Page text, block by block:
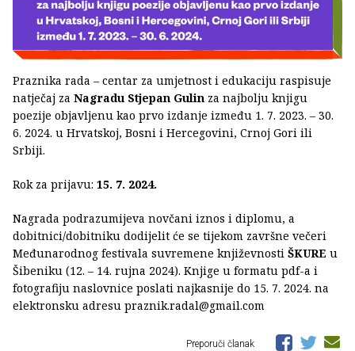
Praznika rada – centar za umjetnost i edukaciju raspisuje
natječaj za Nagradu Stjepan Gulin za najbolju knjigu
poezije objavljenu kao prvo izdanje između 1. 7. 2023. – 30.
6. 2024. u Hrvatskoj, Bosni i Hercegovini, Crnoj Gori ili
Srbiji.
Rok za prijavu: 15. 7. 2024.
Nagrada podrazumijeva novčani iznos i diplomu, a
dobitnici/dobitniku dodijelit će se tijekom završne večeri
Međunarodnog festivala suvremene književnosti ŠKURE u
Šibeniku (12. – 14. rujna 2024). Knjige u formatu pdf-a i
fotografiju naslovnice poslati najkasnije do 15. 7. 2024. na
elektronsku adresu praznik.radal@gmail.com
Preporuči članak